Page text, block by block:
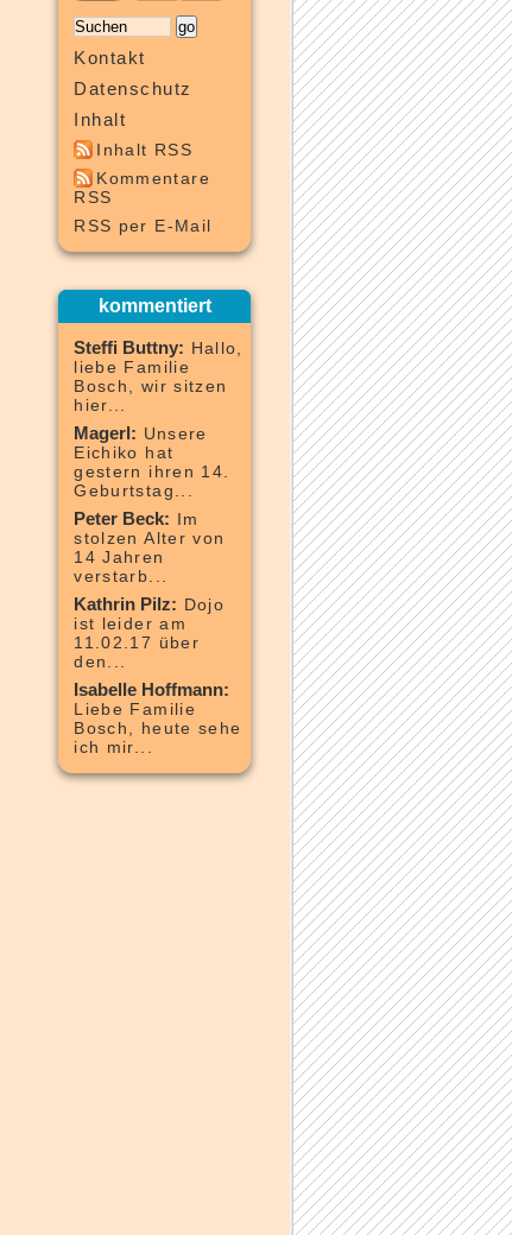
Kontakt
Datenschutz
Inhalt
Inhalt RSS
Kommentare
RSS
RSS per E-Mail
kommentiert
Steffi Buttny: Hallo,
liebe Familie
Bosch, wir sitzen
hier...
Magerl: Unsere
Eichiko hat
gestern ihren 14.
Geburtstag...
Peter Beck: Im
stolzen Alter von
14 Jahren
verstarb...
Kathrin Pilz: Dojo
ist leider am
11.02.17 über
den...
Isabelle Hoffmann:
Liebe Familie
Bosch, heute sehe
ich mir...